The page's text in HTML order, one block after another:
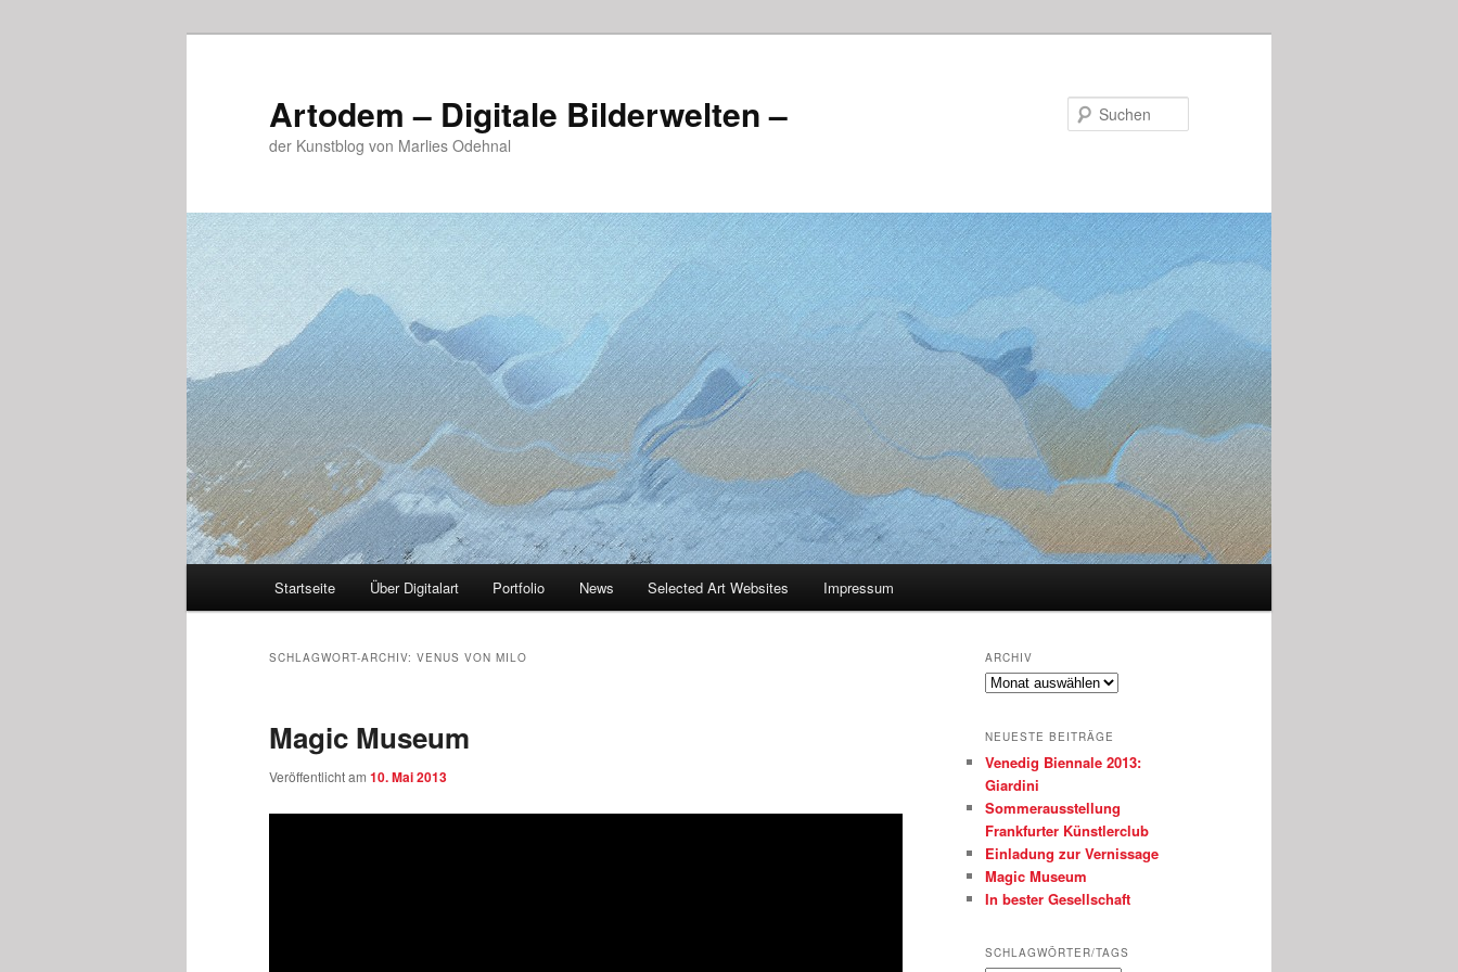
Artodem – Digitale Bilderwelten –
der Kunstblog von Marlies Odehnal
Startseite Über Digitalart Portfolio News Selected Art Websites Impressum
SCHLAGWORT-ARCHIV: VENUS VON MILO
Magic Museum
Veröffentlicht am 10. Mai 2013
ARCHIV
Archiv
NEUESTE BEITRÄGE
Venedig Biennale 2013:
Giardini
Sommerausstellung
Frankfurter Künstlerclub
Einladung zur Vernissage
Magic Museum
In bester Gesellschaft
SCHLAGWÖRTER/TAGS